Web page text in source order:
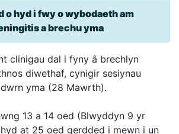
o hyd i fwy o wybodaeth am
a brechu yma
clinigau dal i fyny â brechlyn
diwethaf, cynigir sesiynau
yma (28 Mawrth).
13 a 14 oed (Blwyddyn 9 yr
at 25 oed gerdded i mewn i un